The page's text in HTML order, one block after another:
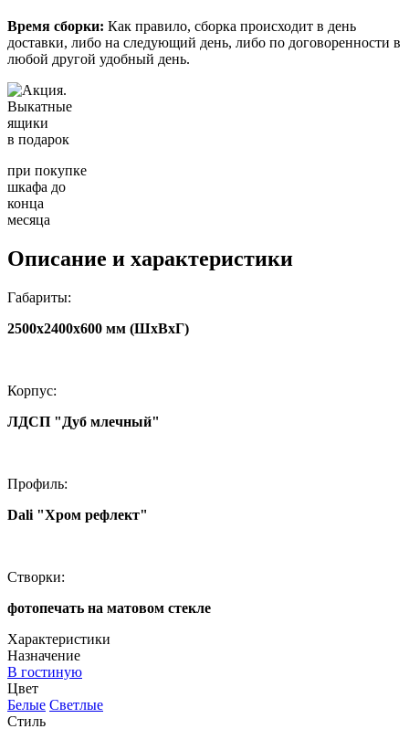
Время сборки: Как правило, сборка происходит в день
доставки, либо на следующий день, либо по договоренности в
любой другой удобный день.
Выкатные
ящики
в подарок
при покупке
шкафа до
конца
месяца
Описание и характеристики
Габариты:
2500x2400х600 мм (ШхВхГ)
Корпус:
ЛДСП "Дуб млечный"
Профиль:
Dali "Хром рефлект"
Створки:
фотопечать на матовом стекле
Характеристики
Назначение
В гостиную
Цвет
Белые Светлые
Стиль